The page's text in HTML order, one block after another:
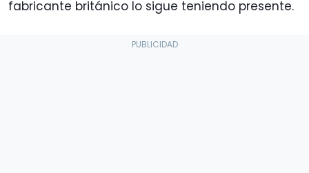
fabricante británico lo sigue teniendo presente.